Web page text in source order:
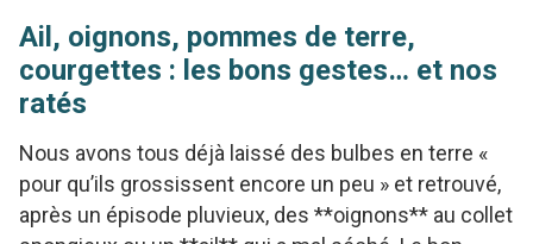
Ail, oignons, pommes de terre,
courgettes : les bons gestes… et nos
ratés
Nous avons tous déjà laissé des bulbes en terre «
pour qu’ils grossissent encore un peu » et retrouvé,
après un épisode pluvieux, des **oignons** au collet